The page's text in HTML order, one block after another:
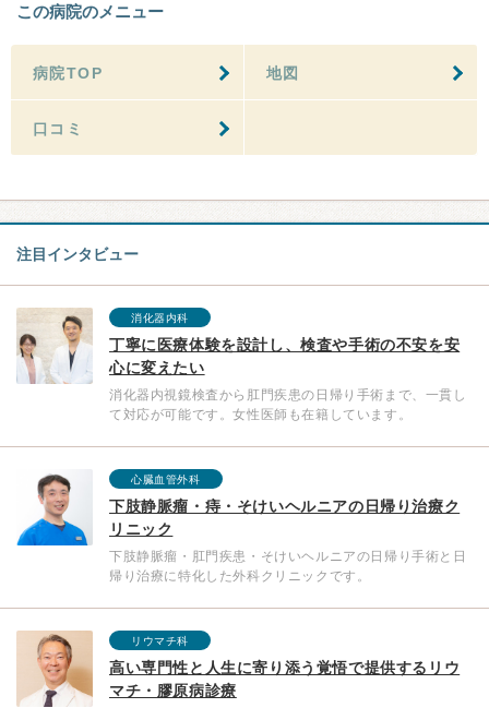
この病院のメニュー
病院TOP 地図
口コミ
注目インタビュー
消化器内科
丁寧に医療体験を設計し、検査や手術の不安を安
心に変えたい
消化器内視鏡検査から肛門疾患の日帰り手術まで、一貫し
て対応が可能です。女性医師も在籍しています。
心臓血管外科
下肢静脈瘤・痔・そけいヘルニアの日帰り治療ク
リニック
下肢静脈瘤・肛門疾患・そけいヘルニアの日帰り手術と日
帰り治療に特化した外科クリニックです。
リウマチ科
高い専門性と人生に寄り添う覚悟で提供するリウ
マチ・膠原病診療